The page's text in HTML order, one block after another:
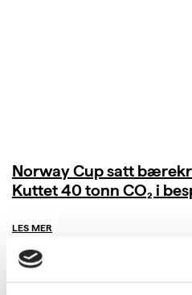
Norway Cup satt
Kuttet 40 tonn CO₂ i
LES MER